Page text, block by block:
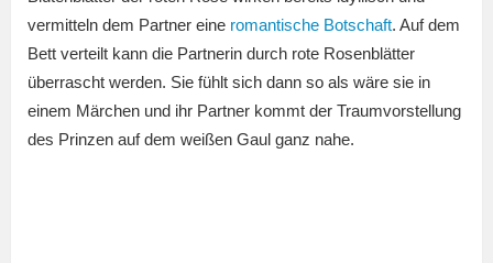
vermitteln dem Partner eine romantische Botschaft. Auf dem
Bett verteilt kann die Partnerin durch rote Rosenblätter
überrascht werden. Sie fühlt sich dann so als wäre sie in
einem Märchen und ihr Partner kommt der Traumvorstellung
des Prinzen auf dem weißen Gaul ganz nahe.